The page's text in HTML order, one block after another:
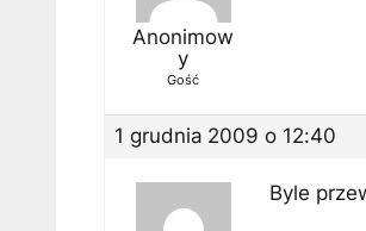
Anonimow
y
Gość
1 grudnia 2009 o 12:40
Byle